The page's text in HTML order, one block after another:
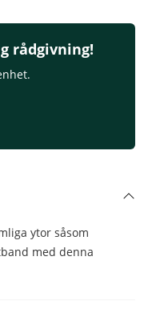
rådgivning!
ytor såsom
med denna